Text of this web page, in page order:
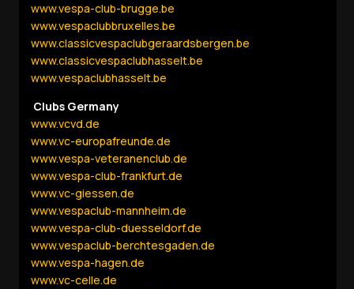
www.vespa-club-brugge.be
www.vespaclubbruxelles.be
www.classicvespaclubgeraardsbergen.be
www.classicvespaclubhasselt.be
www.vespaclubhasselt.be
Clubs Germany
www.vcvd.de
www.vc-europafreunde.de
www.vespa-veteranenclub.de
www.vespa-club-frankfurt.de
www.vc-giessen.de
www.vespaclub-mannheim.de
www.vespa-club-duesseldorf.de
www.vespaclub-berchtesgaden.de
www.vespa-hagen.de
www.vc-celle.de